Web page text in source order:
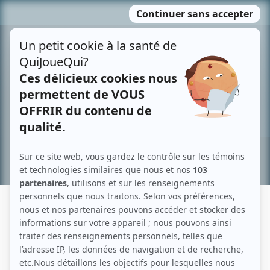
MENU
contenu
Recherche avancée »
LOU BABIN
Liens
Fiche de Lou Babin sur Showbizz.net